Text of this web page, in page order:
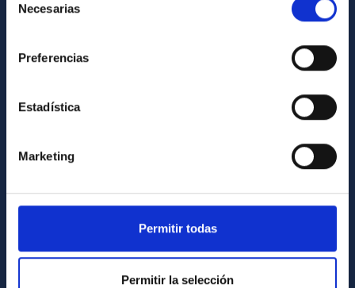
Necesarias
Preferencias
Estadística
Marketing
Permitir todas
Permitir la selección
Contact
List of personnel
ABOUT THE IAC
Legislation
Code of ethics and anti-fraud policy
Gender equality and diversity